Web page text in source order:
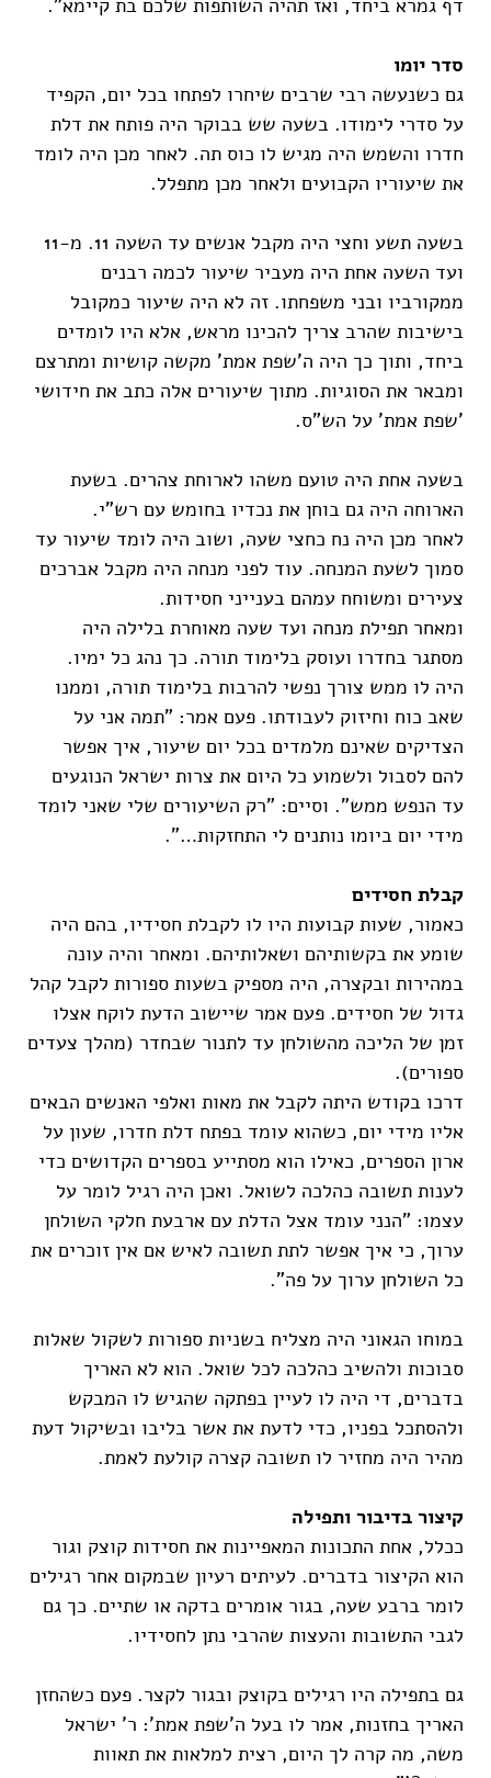
סדר יומו
גם כשנעשה רבי שרבים שיחרו לפתחו בכל יום, הקפיד
על סדרי לימודו. בשעה שש בבוקר היה פותח את דלת
חדרו והשמש היה מגיש לו כוס תה. לאחר מכן היה לומד
את שיעוריו הקבועים ולאחר מכן מתפלל.
בשעה תשע וחצי היה מקבל אנשים עד השעה 11. מ-11
ועד השעה אחת היה מעביר שיעור לכמה רבנים
ממקורביו ובני משפחתו. זה לא היה שיעור כמקובל
בישיבות שהרב צריך להכינו מראש, אלא היו לומדים
ביחד, ותוך כך היה ה'שפת אמת' מקשה קושיות ומתרצם
ומבאר את הסוגיות. מתוך שיעורים אלה כתב את חידושי
'שפת אמת' על הש"ס.
בשעה אחת היה טועם משהו לארוחת צהרים. בשעת
הארוחה היה גם בוחן את נכדיו בחומש עם רש"י.
לאחר מכן היה נח כחצי שעה, ושוב היה לומד שיעור עד
סמוך לשעת המנחה. עוד לפני מנחה היה מקבל אברכים
צעירים ומשוחח עמהם בענייני חסידות.
ומאחר תפילת מנחה ועד שעה מאוחרת בלילה היה
מסתגר בחדרו ועוסק בלימוד תורה. כך נהג כל ימיו.
היה לו ממש צורך נפשי להרבות בלימוד תורה, וממנו
שאב כוח וחיזוק לעבודתו. פעם אמר: "תמה אני על
הצדיקים שאינם מלמדים בכל יום שיעור, איך אפשר
להם לסבול ולשמוע כל היום את צרות ישראל הנוגעים
עד הנפש ממש". וסיים: "רק השיעורים שלי שאני לומד
מידי יום ביומו נותנים לי התחזקות…".
קבלת חסידים
כאמור, שעות קבועות היו לו לקבלת חסידיו, בהם היה
שומע את בקשותיהם ושאלותיהם. ומאחר והיה עונה
במהירות ובקצרה, היה מספיק בשעות ספורות לקבל קהל
גדול של חסידים. פעם אמר שיישוב הדעת לוקח אצלו
זמן של הליכה מהשולחן עד לתנור שבחדר (מהלך צעדים
ספורים).
דרכו בקודש היתה לקבל את מאות ואלפי האנשים הבאים
אליו מידי יום, כשהוא עומד בפתח דלת חדרו, שעון על
ארון הספרים, כאילו הוא מסתייע בספרים הקדושים כדי
לענות תשובה כהלכה לשואל. ואכן היה רגיל לומר על
עצמו: "הנני עומד אצל הדלת עם ארבעת חלקי השולחן
ערוך, כי איך אפשר לתת תשובה לאיש אם אין זוכרים את
כל השולחן ערוך על פה".
במוחו הגאוני היה מצליח בשניות ספורות לשקול שאלות
סבוכות ולהשיב כהלכה לכל שואל. הוא לא האריך
בדברים, די היה לו לעיין בפתקה שהגיש לו המבקש
ולהסתכל בפניו, כדי לדעת את אשר בליבו ובשיקול דעת
מהיר היה מחזיר לו תשובה קצרה קולעת לאמת.
קיצור בדיבור ותפילה
ככלל, אחת התכונות המאפיינות את חסידות קוצק וגור
הוא הקיצור בדברים. לעיתים רעיון שבמקום אחר רגילים
לומר ברבע שעה, בגור אומרים בדקה או שתיים. כך גם
לגבי התשובות והעצות שהרבי נתן לחסידיו.
גם בתפילה היו רגילים בקוצק ובגור לקצר. פעם כשהחזן
האריך בחזנות, אמר לו בעל ה'שפת אמת': ר' ישראל
משה, מה קרה לך היום, רצית למלאות את תאוות